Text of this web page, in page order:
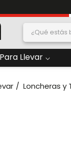
¿Qué estás
Para Llevar
Loncheras y